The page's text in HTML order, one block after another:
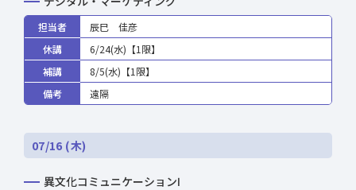
担当者
辰巳 佳彦
休講
6/24(水)【1限】
補講
8/5(水)【1限】
備考
遠隔
07/16 (木)
異文化コミュニケーションⅠ